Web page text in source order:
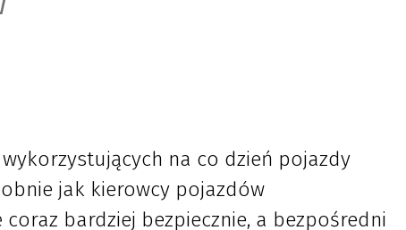
na co dzień pojazdy
jak kierowcy pojazdów
coraz bardziej bezpiecznie, a bezpośredni